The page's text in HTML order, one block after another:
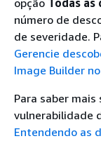
opção Todas as
número de
de severidade.
Gerencie
Image Builder
Para saber
vulnerabilidade
Entendendo as